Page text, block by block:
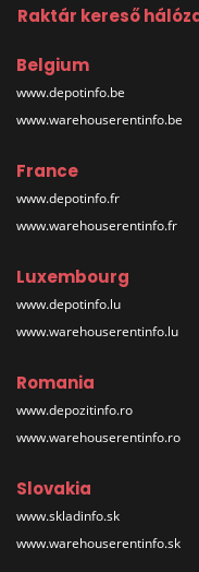
Raktár kereső
Belgium
www.depotinfo.be
www.warehouserentinfo.be
France
www.depotinfo.fr
www.warehouserentinfo.fr
Luxembourg
www.depotinfo.lu
www.warehouserentinfo.lu
Romania
www.depozitinfo.ro
www.warehouserentinfo.ro
Slovakia
www.skladinfo.sk
www.warehouserentinfo.sk